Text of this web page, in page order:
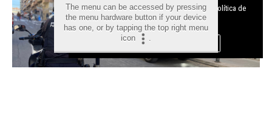
The menu can be accessed by pressing
the menu hardware button if your device
has one, or by tapping the top right menu
icon
.
cookies y como desconectarlas. Ver nuestra Política de
Privacidad y Cookies
Aceptar Cookies